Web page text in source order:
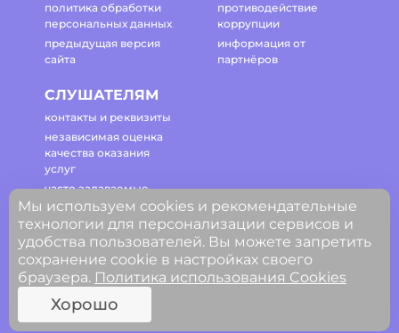
политика обработки
персональных данных
предыдущая версия
сайта
противодействие
коррупции
информация от
партнёров
СЛУШАТЕЛЯМ
контакты и реквизиты
независимая оценка
качества оказания
услуг
часто задаваемые
вопросы
регламент работы
сайта
© ГАОУ ДПО Свердловской области
«Институт развития образования»
Мы используем cookies и рекомендательные
технологии для персонализации сервисов и
удобства пользователей. Вы можете запретить
сохранение cookie в настройках своего
браузера. Политика использования Cookies
Хорошо